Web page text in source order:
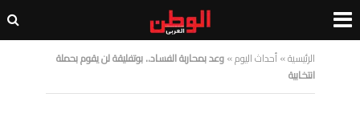
الرئيسية»أحداث اليوم»وعد بمحاربة الفساد.. بوتفليقة لن يقوم بحملة
انتخابية